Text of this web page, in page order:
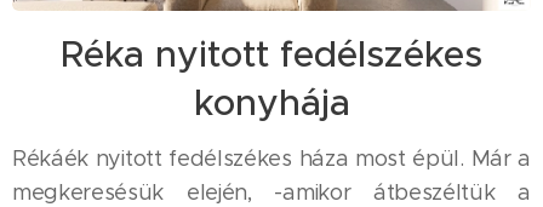
Réka nyitott fedélszékes
konyhája
Rékáék nyitott fedélszékes háza most épül. Már a
megkeresésük elején, -amikor átbeszéltük a